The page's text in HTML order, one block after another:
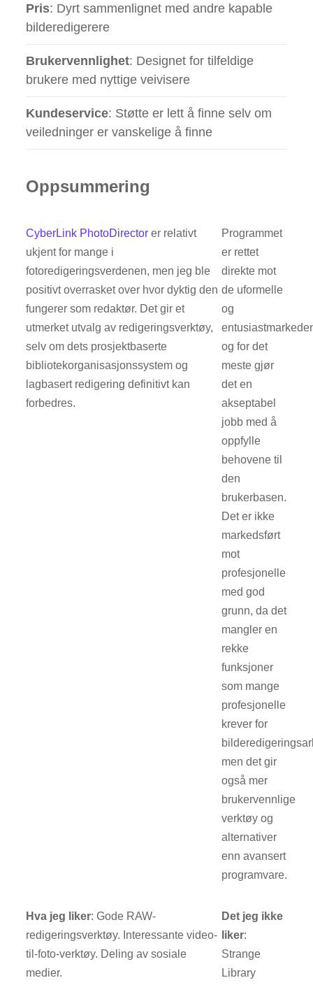
Pris: Dyrt sammenlignet med andre kapable
bilderedigerere
Brukervennlighet: Designet for tilfeldige
brukere med nyttige veivisere
Kundeservice: Støtte er lett å finne selv om
veiledninger er vanskelige å finne
Oppsummering
CyberLink PhotoDirector er relativt
ukjent for mange i
fotoredigeringsverdenen, men jeg ble
positivt overrasket over hvor dyktig den
fungerer som redaktør. Det gir et
utmerket utvalg av redigeringsverktøy,
selv om dets prosjektbaserte
bibliotekorganisasjonssystem og
lagbasert redigering definitivt kan
forbedres.
Programmet
er rettet
direkte mot
de uformelle
og
og for det
meste gjør
det en
akseptabel
jobb med å
oppfylle
behovene til
den
brukerbasen.
Det er ikke
markedsført
mot
profesjonelle
med god
grunn, da det
mangler en
rekke
funksjoner
som mange
profesjonelle
krever for
men det gir
også mer
brukervennlige
verktøy og
alternativer
enn avansert
programvare.
Hva jeg liker: Gode RAW-
redigeringsverktøy. Interessante video-
til-foto-verktøy. Deling av sosiale
medier.
Det jeg ikke
liker:
Strange
Library